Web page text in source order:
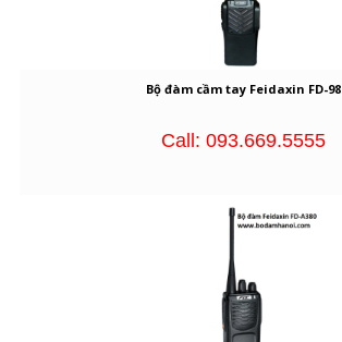
Bộ đàm cầm tay Feidaxin FD-98
Call: 093.669.5555